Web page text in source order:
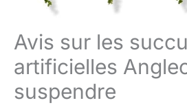
Avis sur les
artificielles
suspendre